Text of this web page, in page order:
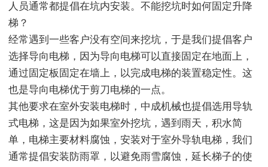
人员通常都提倡在坑内安装。不能挖坑时如何固定升降
梯？
经常遇到一些客户没有空间来挖坑，于是我们提倡客户
选择导向电梯，因为导向电梯可以直接固定在地面上，
通过固定板固定在墙上，以完成电梯的装置稳定性。这
也是导向电梯优于剪刀电梯的一点。
其他要求在室外安装电梯时，中成机械也提倡选用导轨
式电梯，这是因为如果室外挖坑，遇到雨天，积水简
单，电梯主要材料腐蚀，安装对于室外导轨电梯，我们
通常提倡安装防雨罩，以避免雨雪腐蚀，延长梯子的使